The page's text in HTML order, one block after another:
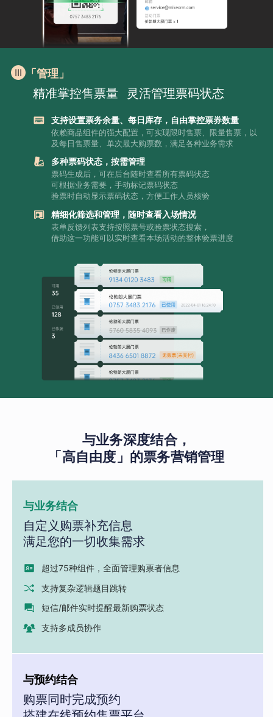
「管理」
精准掌控售票量 灵活管理票码状态
支持设置票务余量、每日库存，自由掌控票券数量
依赖商品组件的强大配置，可实现限时售票、限量售票，以
及每日售票量、单次最大购票数，满足各种业务需求
多种票码状态，按需管理
票码生成后，可在后台随时查看所有票码状态
可根据业务需要，手动标记票码状态
验票时自动显示票码状态，方便工作人员核验
精细化筛选和管理，随时查看入场情况
表单反馈列表支持按照票号或验票状态搜索，
借助这一功能可以实时查看本场活动的整体验票进度
与业务深度结合，
「高自由度」的票务营销管理
与业务结合
自定义购票补充信息
满足您的一切收集需求
超过75种组件，全面管理购票者信息
支持复杂逻辑题目跳转
短信/邮件实时提醒最新购票状态
支持多成员协作
与预约结合
购票同时完成预约